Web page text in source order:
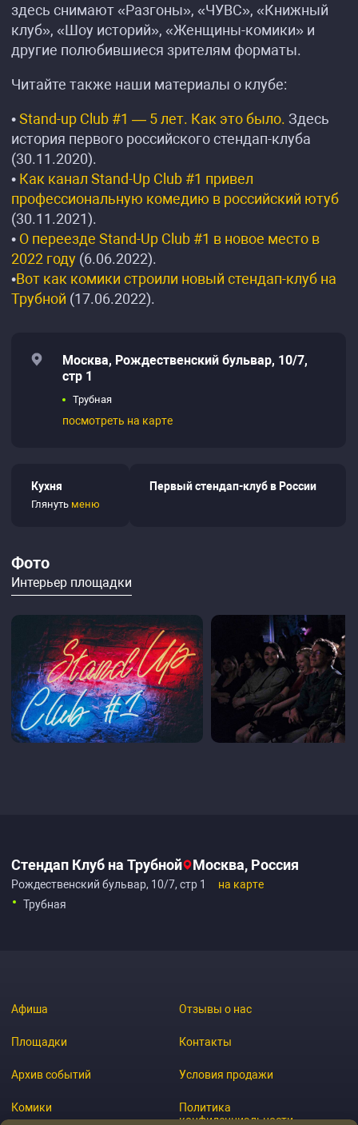
здесь снимают «Разгоны», «ЧУВС», «Книжный
клуб», «Шоу историй», «Женщины-комики» и
другие полюбившиеся зрителям форматы.
Читайте также наши материалы о клубе:
•Stand-up Club #1 — 5 лет. Как это было. Здесь
история первого российского стендап-клуба
(30.11.2020).
• Как канал Stand-Up Club #1 привел
профессиональную комедию в российский ютуб
(30.11.2021).
• О переезде Stand-Up Club #1 в новое место в
2022 году (6.06.2022).
•Вот как комики строили новый стендап-клуб на
Трубной (17.06.2022).
Москва, Рождественский бульвар, 10/7,
стр 1
Трубная
посмотреть на карте
Кухня
Глянуть меню
Первый стендап-клуб в России
Фото
Интерьер площадки
Стендап Клуб на Трубной Москва, Россия
Рождественский бульвар, 10/7, стр 1
на карте
Трубная
Афиша
Площадки
Архив событий
Комики
Отзывы о нас
Контакты
Условия продажи
Политика
конфиденциальности